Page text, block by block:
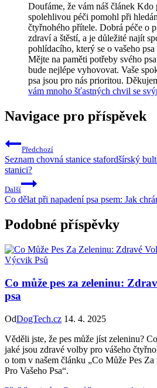
Doufáme, že vám náš článek Kdo
spolehlivou péči pomohl při
čtyřnohého přítele. Dobrá péče o
zdraví a štěstí, a je důležité najít
pohlídacího, který se o vašeho psa
Mějte na paměti potřeby svého
bude nejlépe vyhovovat. Vaše
psa jsou pro nás prioritou.
vám mnoho šťastných chvil se
Navigace pro příspěvek
Předchozí
Seznam chovná stanice stafordšírský
stanici?
Další
Co dělat při napadení psa psem: Jak
Podobné příspěvky
Výcvik Psů
Co může pes za zeleninu:
psa
OdDogTech.cz 14. 4. 2025
Věděli jste, že pes může jíst zeleninu?
jaké jsou zdravé volby pro vášeho
o tom v našem článku „Co Může Pes
Pro Vašeho Psa“.